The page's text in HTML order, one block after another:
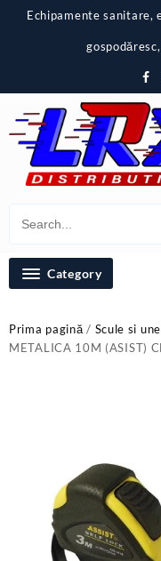
Echipamente sanitare,
Category
Prima pagină/ Scule si
METALICA 10M (ASIST)